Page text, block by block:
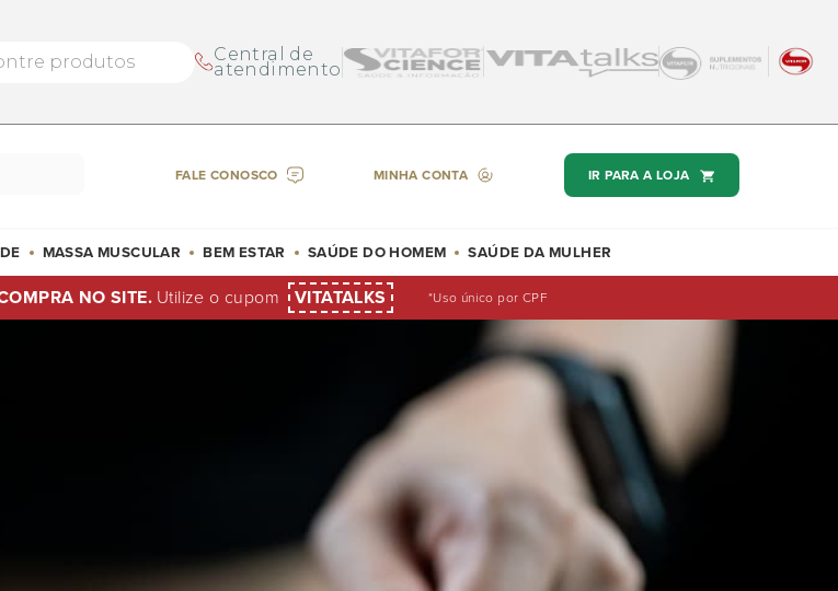
Central de
atendimento
FALE CONOSCO MINHA CONTA IR PARA A LOJA
MASSA MUSCULAR BEM ESTAR SAÚDE DO HOMEM SAÚDE DA MULHER
NO SITE. Utilize o cupom VITATALKS *Uso único por CPF